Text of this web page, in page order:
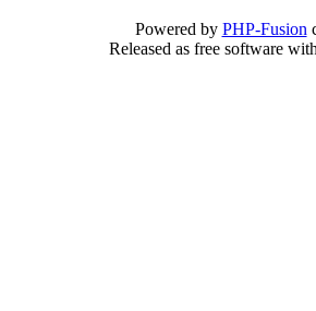
Powered by PHP-Fusion
Released as free software